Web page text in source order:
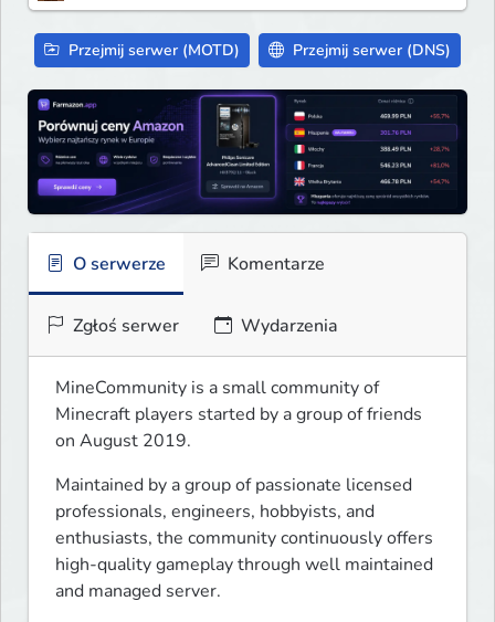
Przejmij serwer (MOTD) Przejmij serwer (DNS)
O serwerze Komentarze
Zgłoś serwer Wydarzenia
MineCommunity is a small community of
Minecraft players started by a group of friends
on August 2019.
Maintained by a group of passionate licensed
professionals, engineers, hobbyists, and
enthusiasts, the community continuously offers
high-quality gameplay through well maintained
and managed server.